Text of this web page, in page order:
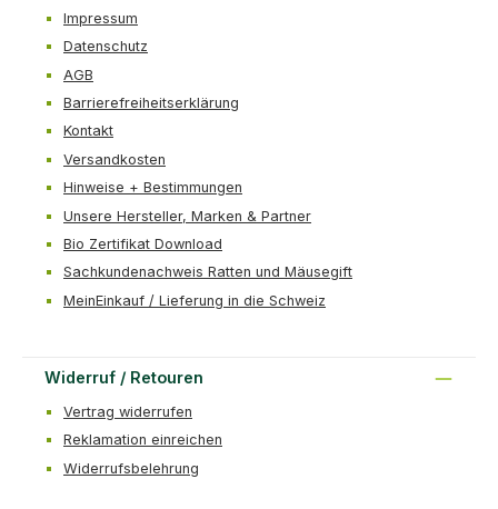
Impressum
Datenschutz
AGB
Barrierefreiheitserklärung
Kontakt
Versandkosten
Hinweise + Bestimmungen
Unsere Hersteller, Marken & Partner
Bio Zertifikat Download
Sachkundenachweis Ratten und Mäusegift
MeinEinkauf / Lieferung in die Schweiz
Widerruf / Retouren
Vertrag widerrufen
Reklamation einreichen
Widerrufsbelehrung